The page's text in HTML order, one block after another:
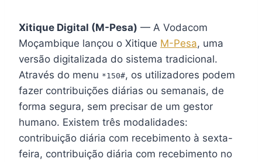
Xitique Digital (M-Pesa) — A Vodacom
Moçambique lançou o Xitique M-Pesa, uma
versão digitalizada do sistema tradicional.
Através do menu *150#, os utilizadores podem
fazer contribuições diárias ou semanais, de
forma segura, sem precisar de um gestor
humano. Existem três modalidades:
contribuição diária com recebimento à sexta-
feira, contribuição diária com recebimento no